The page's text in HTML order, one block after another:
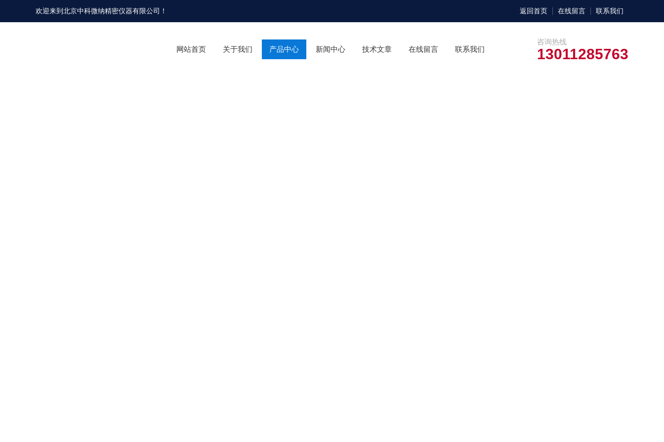
欢迎来到北京中科微纳精密仪器有限公司！ 返回首页 在线留言 联系我们
咨询热线
13011285763
网站首页 关于我们 产品中心 新闻中心 技术文章 在线留言 联系我们